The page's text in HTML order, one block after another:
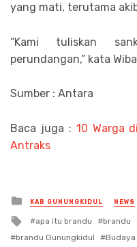
yang mati, terutama
“Kami tuliskan
perundangan,” kata
Sumber : Antara
Baca juga : 10 Warga
Antraks
Posted
in
KAB GUNUNGKIDUL NEWS
Tagged
with
apa itu brandu brandu
brandu Gunungkidul